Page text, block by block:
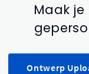
Maak
Ontwerp